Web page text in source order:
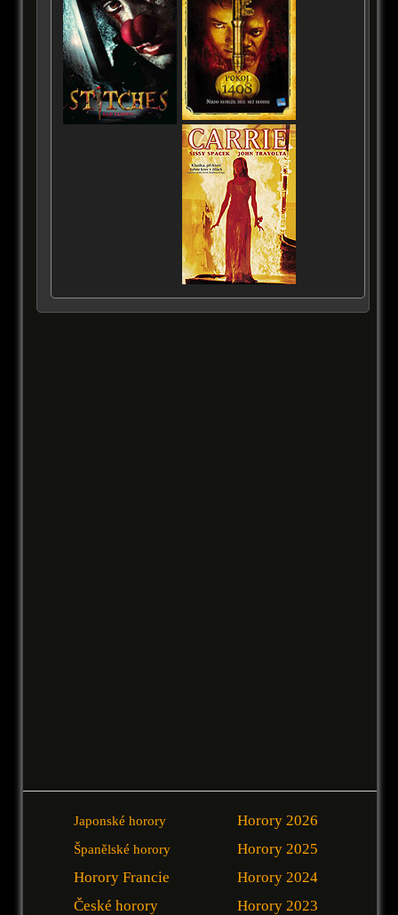
Japonské horory
Španělské horory
Horory Francie
České horory
Horory 2026
Horory 2025
Horory 2024
Horory 2023